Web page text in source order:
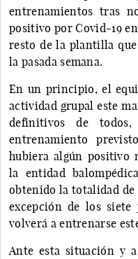
entrenamientos tras
positivo por Covid-19
resto de la plantilla
la pasada semana.
En un principio, el
actividad grupal este
definitivos de
entrenamiento
hubiera algún positivo
la entidad
obtenido la totalidad de
excepción de los siete
volverá a entrenarse
Ante esta situación y